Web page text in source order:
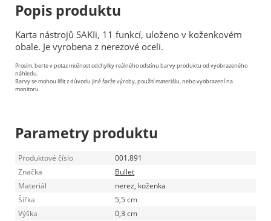
Popis produktu
Karta nástrojů SAKIi, 11 funkcí, uloženo v koženkovém
obale. Je vyrobena z nerezové oceli.
Prosím, berte v potaz možnost odchylky reálného odstínu barvy produktu od vyobrazeného
náhledu.
Barvy se mohou lišit z důvodu jiné šarže výroby, použití materiálu, nebo vyobrazení na
monitoru
Parametry produktu
Produktové číslo
001.891
Značka
Bullet
Materiál
nerez, koženka
Šířka
5,5 cm
Výška
0,3 cm